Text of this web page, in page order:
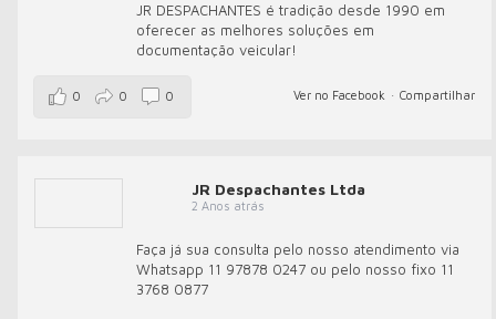
JR DESPACHANTES é tradição desde 1990 em
oferecer as melhores soluções em
documentação veicular!
Ver no Facebook · Compartilhar
0 0 0
JR Despachantes Ltda
2 Anos atrás
Faça já sua consulta pelo nosso atendimento via
Whatsapp 11 97878 0247 ou pelo nosso fixo 11
3768 0877